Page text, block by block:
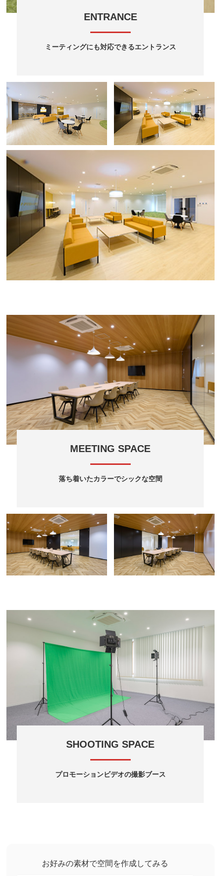
ENTRANCE
ミーティングにも対応できるエントランス
MEETING SPACE
落ち着いたカラーでシックな空間
SHOOTING SPACE
プロモーションビデオの撮影ブース
お好みの素材で空間を作成してみる